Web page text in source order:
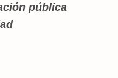
pública